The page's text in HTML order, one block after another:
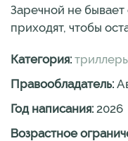
Заречной не
приходят, чтобы
Категория:
Правообладатель:
Год написания: 2026
Возрастное